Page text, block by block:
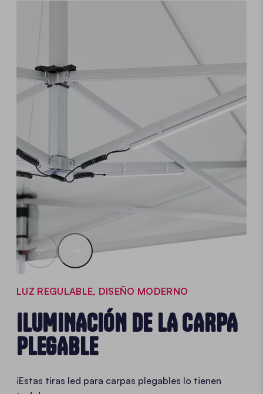
LUZ REGULABLE, DISEÑO MODERNO
ILUMINACIÓN DE LA CARPA
PLEGABLE
¡Estas tiras led para carpas plegables lo tienen